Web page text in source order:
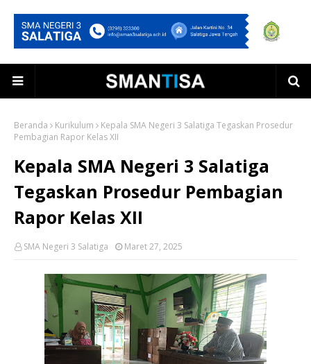
Beranda Kurikulum
Kepala SMA Negeri 3 Salatiga Tegaskan Prosedur
Pembagian Rapor Kelas XII
Kepala SMA Negeri 3 Salatiga
Tegaskan Prosedur Pembagian
Rapor Kelas XII
SMA Negeri 3 Salatiga Maret 27, 2025